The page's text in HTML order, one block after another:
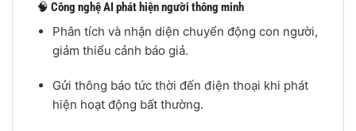
🧠 Công nghệ AI phát hiện người thông minh
Phân tích và nhận diện chuyển động con người,
giảm thiểu cảnh báo giả.
Gửi thông báo tức thời đến điện thoại khi phát
hiện hoạt động bất thường.